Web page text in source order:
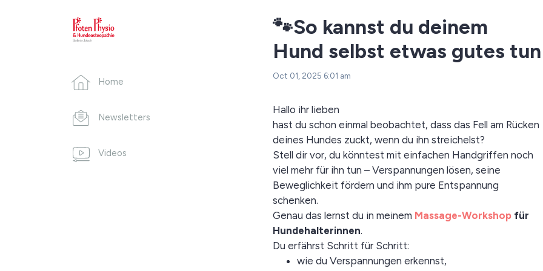
Home
Newsletters
Videos
🐾So kannst du deinem
Hund selbst etwas gutes tun
Oct 01, 2025 6:01 am
Hallo ihr lieben
hast du schon einmal beobachtet, dass das Fell am Rücken
deines Hundes zuckt, wenn du ihn streichelst?
Stell dir vor, du könntest mit einfachen Handgriffen noch
viel mehr für ihn tun – Verspannungen lösen, seine
Beweglichkeit fördern und ihm pure Entspannung
schenken.
Genau das lernst du in meinem Massage-Workshopfür
Hundehalterinnen.
Du erfährst Schritt für Schritt:
wie du Verspannungen erkennst,